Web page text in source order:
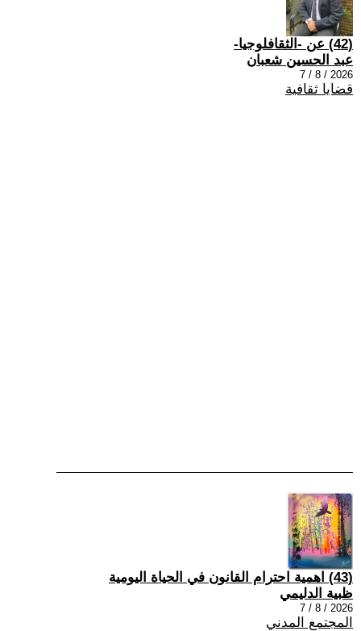
(42) عن -الثقافلوجيا-
عبد الحسين شعبان
2026 / 8 / 7
قضايا ثقافية
(43) اهمية احترام القانون في الحياة اليومية
ظبية الدليمي
2026 / 8 / 7
المجتمع المدني